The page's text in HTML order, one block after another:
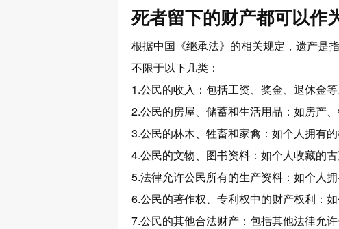
死者留下的财产都可以作
根据中国《继承法》的相关规定，遗产是
不限于以下几类：
1.公民的收入：包括工资、奖金、退休金等
2.公民的房屋、储蓄和生活用品：如房产、
3.公民的林木、牲畜和家禽：如个人拥有的
4.公民的文物、图书资料：如个人收藏的古
5.法律允许公民所有的生产资料：如个人拥
6.公民的著作权、专利权中的财产权利：
7.公民的其他合法财产：包括其他法律允许